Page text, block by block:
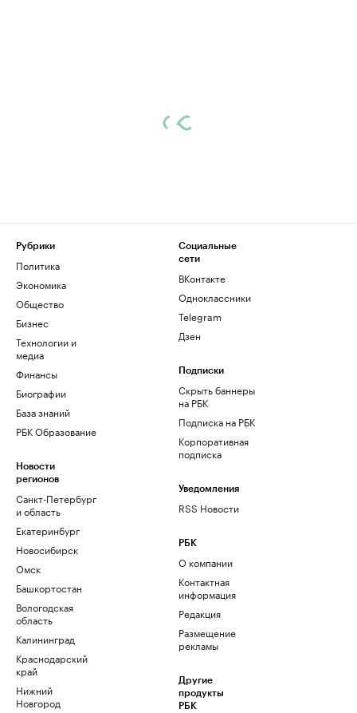
Рубрики
Политика
Экономика
Общество
Бизнес
Технологии и
медиа
Финансы
Биографии
База знаний
РБК Образование
Новости
регионов
Санкт-Петербург
и область
Екатеринбург
Новосибирск
Омск
Башкортостан
Вологодская
область
Калининград
Краснодарский
край
Нижний
Новгород
Социальные
сети
ВКонтакте
Одноклассники
Telegram
Дзен
Подписки
Скрыть баннеры
на РБК
Подписка на РБК
Корпоративная
подписка
Уведомления
RSS Новости
РБК
О компании
Контактная
информация
Редакция
Размещение
рекламы
Другие
продукты
РБК